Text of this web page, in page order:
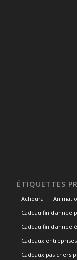
ÉTIQUETTES
Achoura
Cadeau fin d'année
Cadeau fin d'année
Cadeaux
Cadeaux pas chers